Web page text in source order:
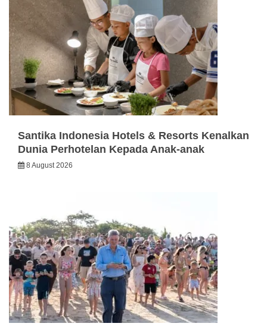
Santika Indonesia Hotels & Resorts Kenalkan
Dunia Perhotelan Kepada Anak-anak
8 August 2026